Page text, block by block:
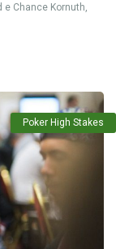
e Chance Kornuth,
Poker High Stakes